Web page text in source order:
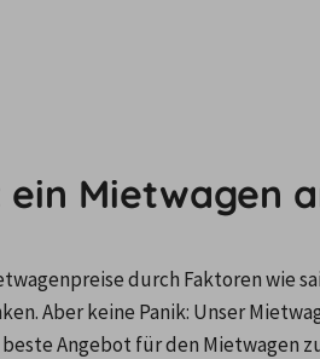
Mietwagen
durch Faktoren wie
Aber keine Panik: Unser
Angebot für den Mietwagen